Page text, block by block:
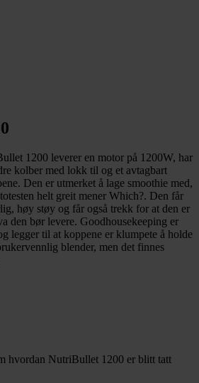
1200 leverer en motor på 1200W, har
kolber med lokk til og et avtagbart
Den er utmerket å lage smoothie med,
helt greit mener Which?. Den får
høy støy og får også trekk for at den er
den bør levere. Goodhousekeeping er
legger til at koppene er klumpete å holde
blender, men det finnes
hvordan NutriBullet 1200 er blitt tatt